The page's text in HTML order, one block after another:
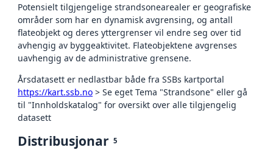
Potensielt tilgjengelige strandsonearealer er geografiske
områder som har en dynamisk avgrensing, og antall
flateobjekt og deres yttergrenser vil endre seg over tid
avhengig av byggeaktivitet. Flateobjektene avgrenses
uavhengig av de administrative grensene.
Årsdatasett er nedlastbar både fra SSBs kartportal
https://kart.ssb.no > Se eget Tema "Strandsone" eller gå
til "Innholdskatalog" for oversikt over alle tilgjengelig
datasett
Distribusjonar 5